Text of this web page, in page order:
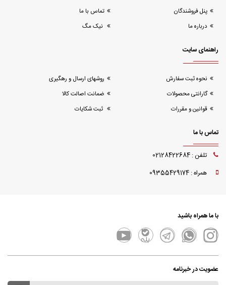
پنل فروشندگان
تماس با ما
درباره ما
نیک مگ
راهنمای سایت
نحوه ثبت سفارش
روشهای ارسال و رهگیری
گارانتی محصولات
ضمانت اصالت کالا
قوانین و مقررات
ثبت شکایات
تماس با ما
تلفن : 02128422684
همراه : 09355429174
با ما همراه باشید
عضویت در خبرنامه